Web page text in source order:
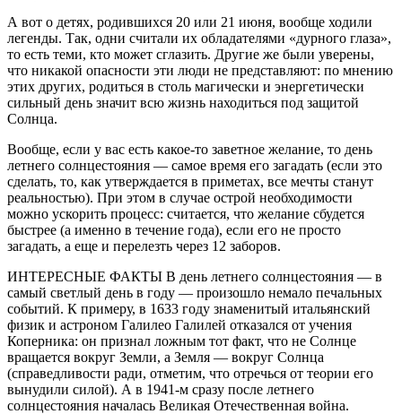
А вот о детях, родившихся 20 или 21 июня, вообще ходили
легенды. Так, одни считали их обладателями «дурного глаза»,
то есть теми, кто может сглазить. Другие же были уверены,
что никакой опасности эти люди не представляют: по мнению
этих других, родиться в столь магически и энергетически
сильный день значит всю жизнь находиться под защитой
Солнца.
Вообще, если у вас есть какое-то заветное желание, то день
летнего солнцестояния — самое время его загадать (если это
сделать, то, как утверждается в приметах, все мечты станут
реальностью). При этом в случае острой необходимости
можно ускорить процесс: считается, что желание сбудется
быстрее (а именно в течение года), если его не просто
загадать, а еще и перелезть через 12 заборов.
ИНТЕРЕСНЫЕ ФАКТЫ В день летнего солнцестояния — в
самый светлый день в году — произошло немало печальных
событий. К примеру, в 1633 году знаменитый итальянский
физик и астроном Галилео Галилей отказался от учения
Коперника: он признал ложным тот факт, что не Солнце
вращается вокруг Земли, а Земля — вокруг Солнца
(справедливости ради, отметим, что отречься от теории его
вынудили силой). А в 1941-м сразу после летнего
солнцестояния началась Великая Отечественная война.